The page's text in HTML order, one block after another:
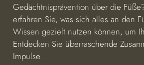
Gedächtnisprävention über die
erfahren Sie, was sich alles an den
Wissen gezielt nutzen können, um
Entdecken Sie überraschende
Impulse.